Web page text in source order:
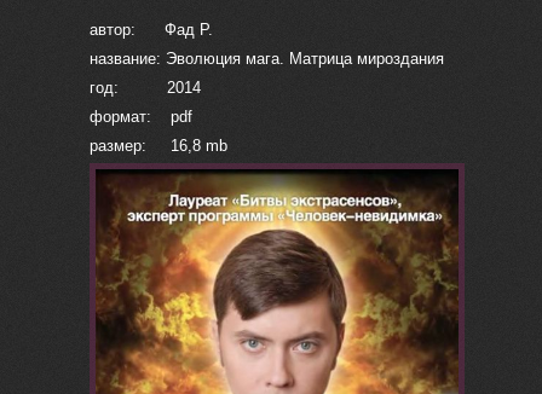
автор: Фад Р.
название: Эволюция мага. Матрица мироздания
год: 2014
формат: pdf
размер: 16,8 mb